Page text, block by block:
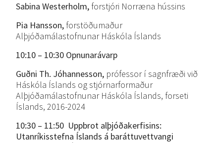
Sabina Westerholm, forstjóri Norræna hússins
Pia Hansson, forstöðumaður
Alþjóðamálastofnunar Háskóla Íslands
10:10 – 10:30 Opnunarávarp
Guðni Th. Jóhannesson, prófessor í sagnfræði við
Háskóla Íslands og stjórnarformaður
Alþjóðamálastofnunar Háskóla Íslands, forseti
Íslands, 2016-2024
10:30 – 11:50 Uppbrot alþjóðakerfisins:
Utanríkisstefna Íslands á baráttuvettvangi